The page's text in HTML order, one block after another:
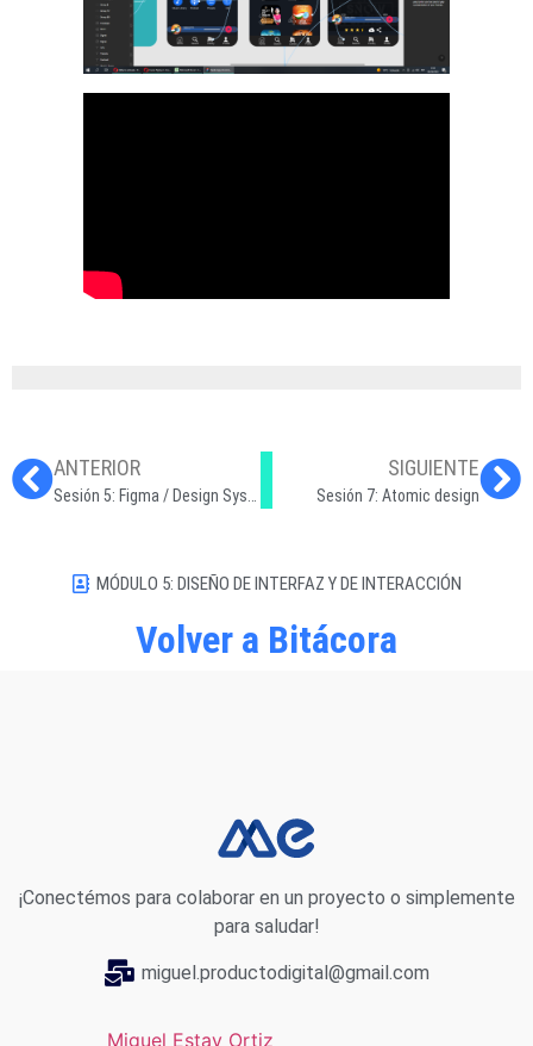
ANTERIOR SIGUIENTE
Sesión 7: Atomic design
MÓDULO 5: DISEÑO DE INTERFAZ Y DE INTERACCIÓN
Volver a Bitácora
¡Conectémos para colaborar en un proyecto o simplemente
para saludar!
miguel.productodigital@gmail.com
Miguel Estay Ortiz